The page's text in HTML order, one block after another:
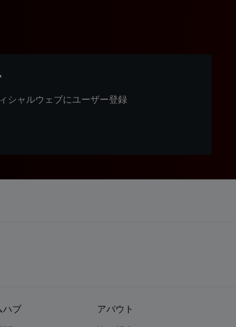
シャルウェブにユーザー登録
ハブ アバウト